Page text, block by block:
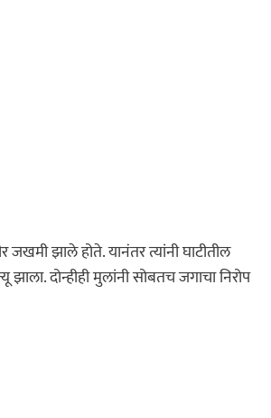
झाले होते. यानंतर त्यांनी घाटीतील
दोन्हीही मुलांनी सोबतच जगाचा निरोप